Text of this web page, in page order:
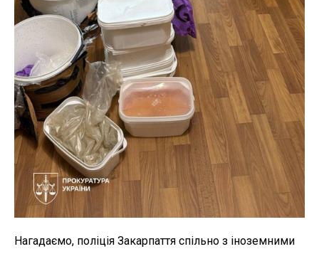
Нагадаємо, поліція Закарпаття спільно з іноземними